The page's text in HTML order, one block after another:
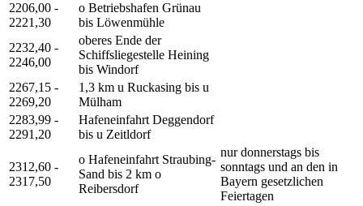
2206,00 -
2221,30
o Betriebshafen Grünau
bis Löwenmühle
2232,40 -
2246,00
oberes Ende der
Schiffsliegestelle Heining
bis Windorf
2267,15 -
2269,20
1,3 km u Ruckasing bis u
Mülham
2283,99 -
2291,20
Hafeneinfahrt Deggendorf
bis u Zeitldorf
2312,60 -
2317,50
o Hafeneinfahrt Straubing-
Sand bis 2 km o
Reibersdorf
nur donnerstags bis
sonntags und an den in
Bayern gesetzlichen
Feiertagen